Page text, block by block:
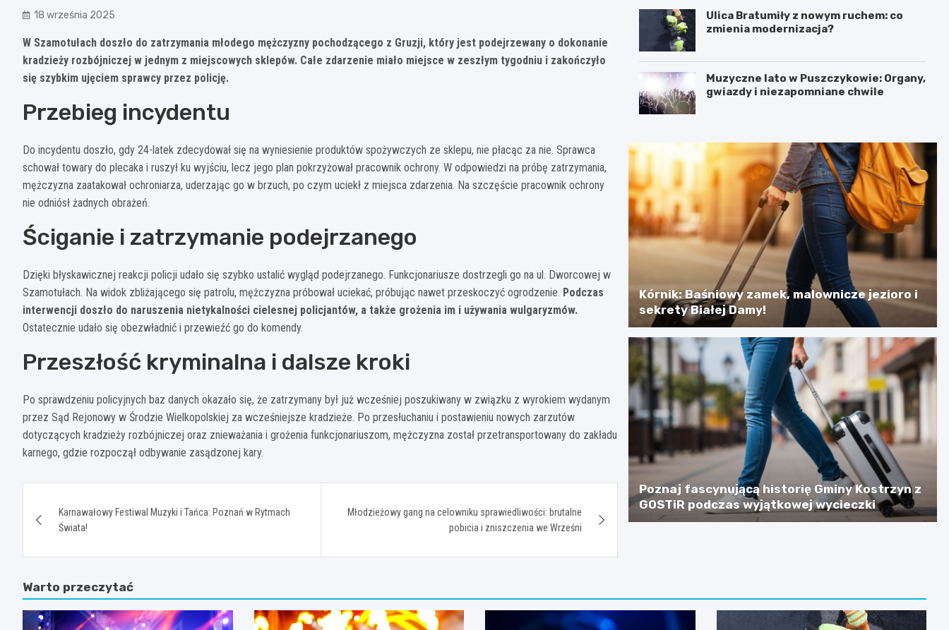
18 września 2025
W Szamotułach doszło do zatrzymania młodego mężczyzny pochodzącego z Gruzji, który jest podejrzewany o dokonanie
kradzieży rozbójniczej w jednym z miejscowych sklepów. Całe zdarzenie miało miejsce w zeszłym tygodniu i zakończyło
się szybkim ujęciem sprawcy przez policję.
Przebieg incydentu
Do incydentu doszło, gdy 24-latek zdecydował się na wyniesienie produktów spożywczych ze sklepu, nie płacąc za nie. Sprawca
schował towary do plecaka i ruszył ku wyjściu, lecz jego plan pokrzyżował pracownik ochrony. W odpowiedzi na próbę zatrzymania,
mężczyzna zaatakował ochroniarza, uderzając go w brzuch, po czym uciekł z miejsca zdarzenia. Na szczęście pracownik ochrony
nie odniósł żadnych obrażeń.
Ściganie i zatrzymanie podejrzanego
Dzięki błyskawicznej reakcji policji udało się szybko ustalić wygląd podejrzanego. Funkcjonariusze dostrzegli go na ul. Dworcowej w
Szamotułach. Na widok zbliżającego się patrolu, mężczyzna próbował uciekać, próbując nawet przeskoczyć ogrodzenie. Podczas
interwencji doszło do naruszenia nietykalności cielesnej policjantów, a także grożenia im i używania wulgaryzmów.
Ostatecznie udało się obezwładnić i przewieźć go do komendy.
Przeszłość kryminalna i dalsze kroki
Po sprawdzeniu policyjnych baz danych okazało się, że zatrzymany był już wcześniej poszukiwany w związku z wyrokiem wydanym
przez Sąd Rejonowy w Środzie Wielkopolskiej za wcześniejsze kradzieże. Po przesłuchaniu i postawieniu nowych zarzutów
dotyczących kradzieży rozbójniczej oraz znieważania i grożenia funkcjonariuszom, mężczyzna został przetransportowany do zakładu
karnego, gdzie rozpoczął odbywanie zasądzonej kary.
wpisuKarnawałowy Festiwal Muzyki i Tańca: Poznań w Rytmach
Świata!
Młodzieżowy gang na celowniku sprawiedliwości: brutalne
pobicia i zniszczenia we Wrześni
Ulica Bratumiły z nowym ruchem: co
zmienia modernizacja?
Muzyczne lato w Puszczykowie: Organy,
gwiazdy i niezapomniane chwile
Kórnik: Baśniowy zamek, malownicze jezioro i
sekrety Białej Damy!
Poznaj fascynującą historię Gminy Kostrzyn z
GOSTiR podczas wyjątkowej wycieczki
Warto przeczytać